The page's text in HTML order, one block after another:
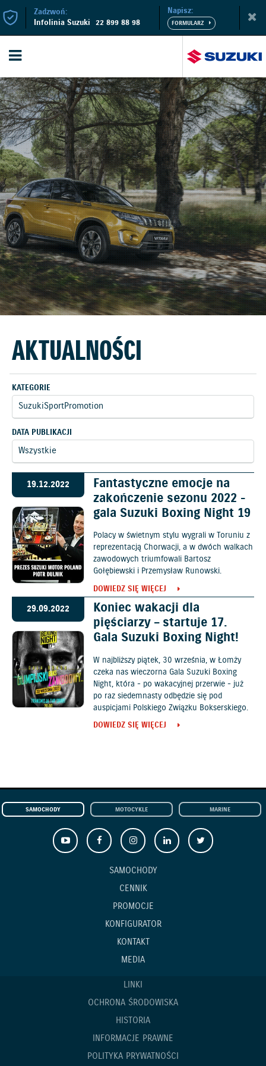
Zadzwoń:
Infolinia Suzuki 22 899 88 98
Napisz:
AKTUALNOŚCI
KATEGORIE
DATA PUBLIKACJI
19.12.2022
Fantastyczne emocje na
zakończenie sezonu 2022 -
gala Suzuki Boxing Night 19
Polacy w świetnym stylu wygrali w Toruniu z
reprezentacją Chorwacji, a w dwóch walkach
zawodowych triumfowali Bartosz
Gołębiewski i Przemysław Runowski.
DOWIEDZ SIĘ WIĘCEJ
29.09.2022
Koniec wakacji dla
pięściarzy – startuje 17.
Gala Suzuki Boxing Night!
W najbliższy piątek, 30 września, w Łomży
czeka nas wieczorna Gala Suzuki Boxing
Night, która - po wakacyjnej przerwie - już
po raz siedemnasty odbędzie się pod
auspicjami Polskiego Związku Bokserskiego.
DOWIEDZ SIĘ WIĘCEJ
SAMOCHODY MOTOCYKLE MARINE
SAMOCHODY
CENNIK
PROMOCJE
KONFIGURATOR
KONTAKT
MEDIA
LINKI
OCHRONA ŚRODOWISKA
HISTORIA
INFORMACJE PRAWNE
POLITYKA PRYWATNOŚCI